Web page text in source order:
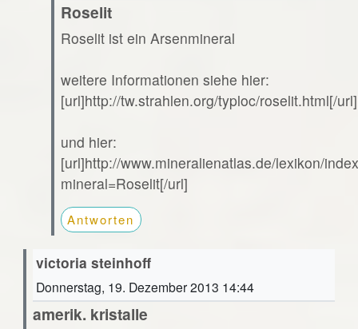
Roselit
Roselit ist ein Arsenmineral
weitere Informationen siehe hier:
[url]http://tw.strahlen.org/typloc/roselit.html[/url]
und hier:
[url]http://www.mineralienatlas.de/lexikon/
mineral=Roselit[/url]
Antworten
victoria steinhoff
Donnerstag, 19. Dezember 2013 14:44
amerik. kristalle